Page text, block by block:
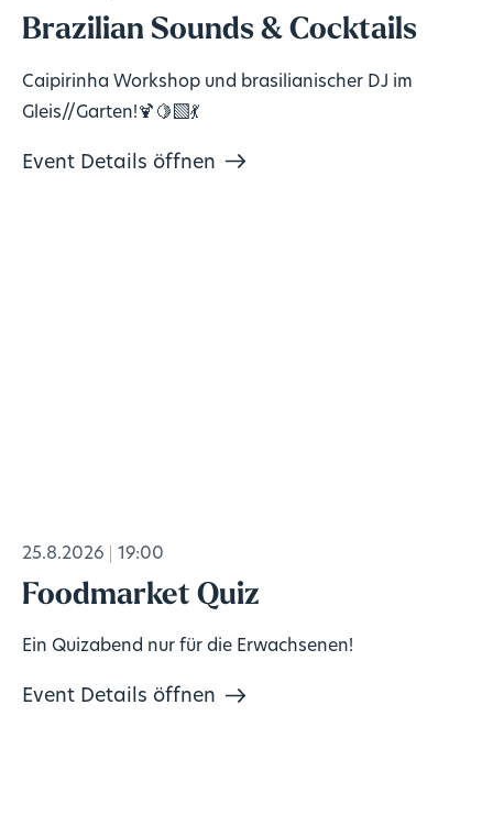
Brazilian Sounds & Cocktails
Caipirinha Workshop und brasilianischer DJ im
Gleis//Garten!🍹🍋‍🟩💃
Event Details öffnen
25.8.2026 19:00
Foodmarket Quiz
Ein Quizabend nur für die Erwachsenen!
Event Details öffnen